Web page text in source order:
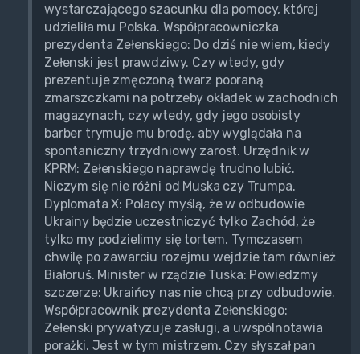
wystarczającego szacunku dla pomocy, której
udzieliła mu Polska. Współpracowniczka
prezydenta Zełenskiego: Do dziś nie wiem, kiedy
Zełenski jest prawdziwy. Czy wtedy, gdy
prezentuje zmęczoną twarz pooraną
zmarszczkami na potrzeby okładek w zachodnich
magazynach, czy wtedy, gdy jego osobisty
barber trymuje mu brodę, aby wyglądała na
spontaniczny trzydniowy zarost. Urzędnik w
KPRM: Zełenskiego naprawdę trudno lubić.
Niczym się nie różni od Muska czy Trumpa.
Dyplomata X: Polacy myślą, że w odbudowie
Ukrainy będzie uczestniczyć tylko Zachód, że
tylko my podzielimy się tortem. Tymczasem
chwilę po zawarciu rozejmu wejdzie tam również
Białoruś. Minister w rządzie Tuska: Powiedzmy
szczerze: Ukraińcy nas nie chcą przy odbudowie.
Współpracownik prezydenta Zełenskiego:
Zełenski prywatyzuje zasługi, a uwspólnotawia
porażki. Jest w tym mistrzem. Czy słyszał pan